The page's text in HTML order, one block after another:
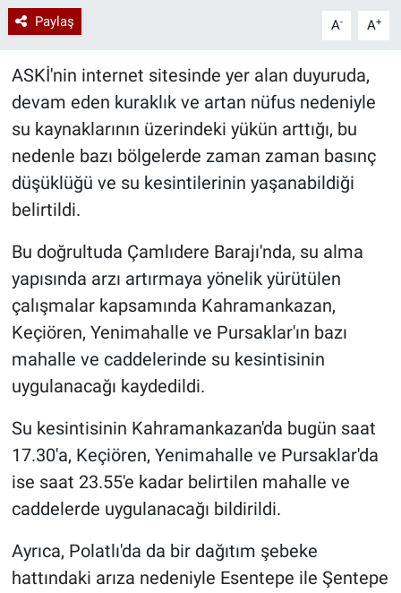
Paylaş A- A+
ASKİ'nin internet sitesinde yer alan duyuruda,
devam eden kuraklık ve artan nüfus nedeniyle
su kaynaklarının üzerindeki yükün arttığı, bu
nedenle bazı bölgelerde zaman zaman basınç
düşüklüğü ve su kesintilerinin yaşanabildiği
belirtildi.
Bu doğrultuda Çamlıdere Barajı'nda, su alma
yapısında arzı artırmaya yönelik yürütülen
çalışmalar kapsamında Kahramankazan,
Keçiören, Yenimahalle ve Pursaklar'ın bazı
mahalle ve caddelerinde su kesintisinin
uygulanacağı kaydedildi.
Su kesintisinin Kahramankazan'da bugün saat
17.30'a, Keçiören, Yenimahalle ve Pursaklar'da
ise saat 23.55'e kadar belirtilen mahalle ve
caddelerde uygulanacağı bildirildi.
Ayrıca, Polatlı'da da bir dağıtım şebeke
hattındaki arıza nedeniyle Esentepe ile Şentepe
Ramazan